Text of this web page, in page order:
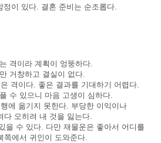
정이 있다. 결혼 준비는 순조롭다.
격이라 계획이 엉뚱하다.
거창하고 결실이 없다.
격이다. 좋은 결과를 기대하기 어렵다.
수 있으니 마음 고생이 심하다.
에 옮기지 못한다. 부당한 이익이나
다 오히려 내 것을 잃는다.
을 수 있다. 다만 재물운은 좋아서 어디를
쪽에서 귀인이 도와준다.